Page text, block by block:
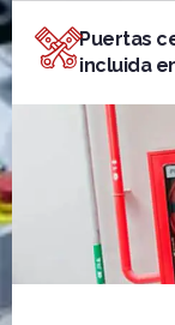
Puertas
incluida